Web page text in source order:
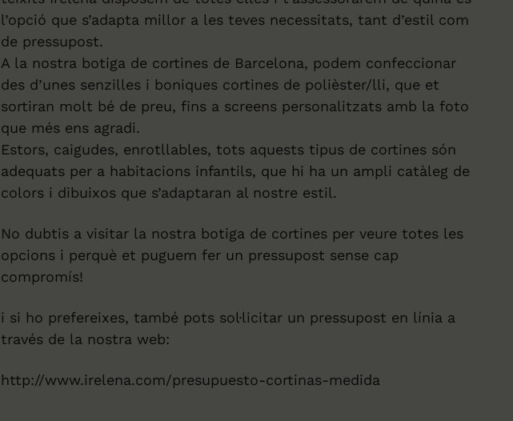
l’opció que s’adapta millor a les teves necessitats, tant d’estil com
de pressupost.
A la nostra botiga de cortines de Barcelona, ​​podem confeccionar
des d’unes senzilles i boniques cortines de polièster/lli, que et
sortiran molt bé de preu, fins a screens personalitzats amb la foto
que més ens agradi.
Estors, caigudes, enrotllables, tots aquests tipus de cortines són
adequats per a habitacions infantils, que hi ha un ampli catàleg de
colors i dibuixos que s’adaptaran al nostre estil.
No dubtis a visitar la nostra botiga de cortines per veure totes les
opcions i perquè et puguem fer un pressupost sense cap
compromís!
i si ho prefereixes, també pots sol·licitar un pressupost en línia a
través de la nostra web:
http://www.irelena.com/presupuesto-cortinas-medida